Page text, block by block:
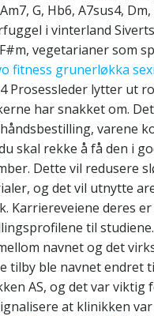
G, Hb6, A7sus4, Dm,
i vinterland
vegetarianer som
fitness grunerløkka
Prosessleder lytter ut
har snakket om.
varene
skal rekke å få den i
Dette vil redusere
og det vil utnytte
Karriereveiene deres
til
navnet og det
tilby ble navnet endret
AS, og det var viktig
at klinikken